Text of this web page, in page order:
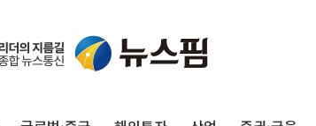
미 연준 매파 기세 꺾이나…고용 감소에 9월 동결 전
[종합] 이슬람 수니파 3국, '공동방위협정' 체결…